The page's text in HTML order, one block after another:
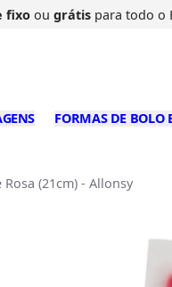
fixoou grátispara todo o
FORMAS DE BOLO
(21cm) - Allonsy